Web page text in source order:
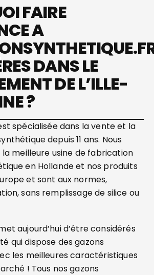
FAIRE
A
DANS LE
DE L’ILLE-
?
spécialisée dans la vente et la
depuis 11 ans. Nous
meilleure usine de fabrication
en Hollande et nos produits
et sont aux normes,
sans remplissage de silice ou
aujourd’hui d’être considérés
qui dispose des gazons
les meilleures caractéristiques
! Tous nos gazons